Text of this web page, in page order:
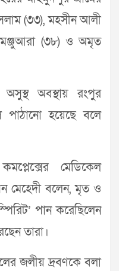
(৩৩), মহসীন আলী
মঞ্জুআরা (৩৮) ও অমৃত
অবস্থায় রংপুর
পাঠানো হয়েছে বলে
মেডিকেল
মেহেদী বলেন, মৃত ও
পান করেছিলেন
তারা।
জলীয় দ্রবণকে বলা